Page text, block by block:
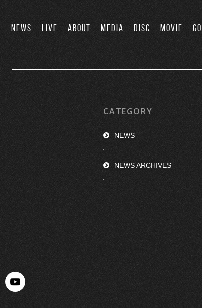
NEWS LIVE ABOUT MEDIA DISC MOVIE
CATEGORY
NEWS
NEWS ARCHIVES